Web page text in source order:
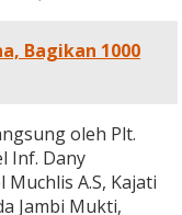
Bagikan 1000
oleh Plt.
Inf. Dany
A.S, Kajati
Jambi Mukti,